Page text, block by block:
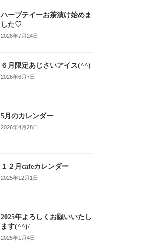
ハーブテイーお茶漬け始めま
した♡
2026年7月24日
６月限定あじさいアイス(^^)
2026年6月7日
5月のカレンダー
2026年4月28日
１２月cafeカレンダー
2025年12月1日
2025年よろしくお願いいたし
ます(^^)/
2025年1月4日